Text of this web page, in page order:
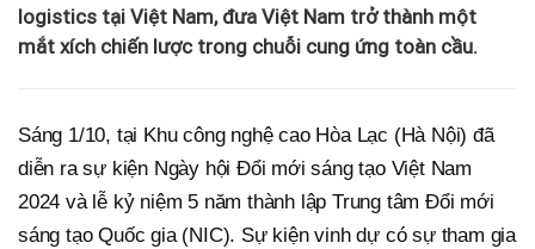
logistics tại Việt Nam, đưa Việt Nam trở thành một
mắt xích chiến lược trong chuỗi cung ứng toàn cầu.
Sáng 1/10, tại Khu công nghệ cao Hòa Lạc (Hà Nội) đã
diễn ra sự kiện Ngày hội Đổi mới sáng tạo Việt Nam
2024 và lễ kỷ niệm 5 năm thành lập Trung tâm Đổi mới
sáng tạo Quốc gia (NIC). Sự kiện vinh dự có sự tham gia